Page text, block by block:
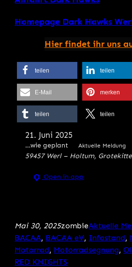
Homepage Dark Hawks
Hier findet ihr uns
teilen teilen
E-Mail merken
teilen teilen
21. Juni 2025
…wie geplant Aktuelle Meldung
59457 Werl – Holtum,
Open in app
Mai 30, 2025zombieAktuelle
BACAA, BACAA eV, Infostand,
Motorrad, Motorradsegnung,
RED KNIGHTS